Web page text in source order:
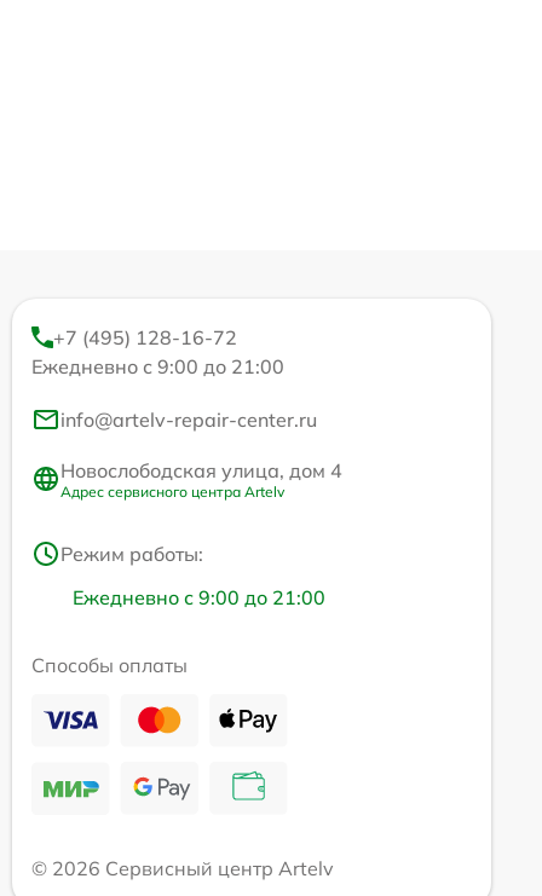
+7 (495) 128-16-72
Ежедневно с 9:00 до 21:00
info@artelv-repair-center.ru
Новослободская улица, дом 4
Адрес сервисного центра Artelv
Режим работы:
Ежедневно с 9:00 до 21:00
Способы оплаты
© 2026 Сервисный центр Artelv